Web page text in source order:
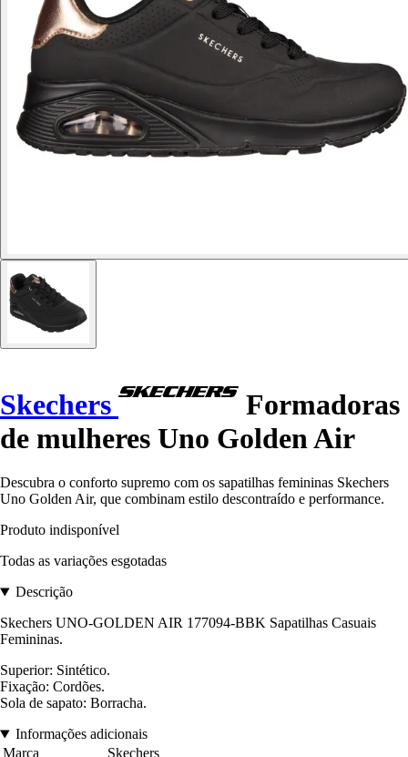
Skechers
Formadoras
de mulheres Uno Golden Air
Descubra o conforto supremo com os sapatilhas femininas Skechers
Uno Golden Air, que combinam estilo descontraído e performance.
Produto indisponível
Todas as variações esgotadas
Descrição
Skechers UNO-GOLDEN AIR 177094-BBK Sapatilhas Casuais
Femininas.
Superior: Sintético.
Fixação: Cordões.
Sola de sapato: Borracha.
Informações adicionais
Marca
Skechers